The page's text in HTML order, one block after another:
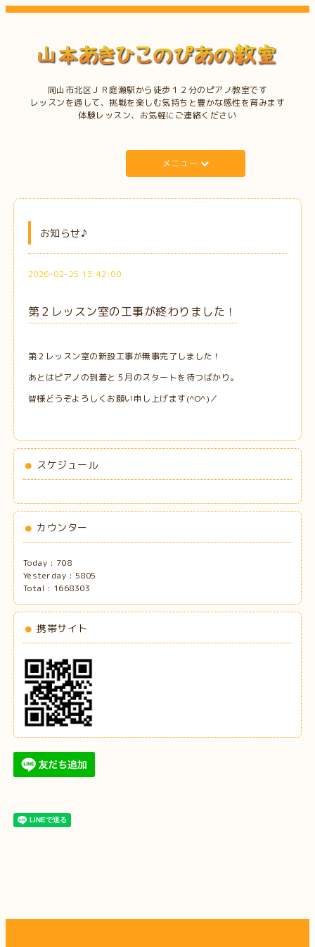
岡山市北区ＪＲ庭瀬駅から徒歩１２分のピアノ教室です
レッスンを通して、挑戦を楽しむ気持ちと豊かな感性を育みます
体験レッスン、お気軽にご連絡ください
メニュー
お知らせ♪
2026-02-25 13:42:00
第２レッスン室の工事が終わりました！
第２レッスン室の新設工事が無事完了しました！
あとはピアノの到着と５月のスタートを待つばかり。
皆様どうぞよろしくお願い申し上げます(^O^)／
スケジュール
カウンター
Today : 708
Yesterday : 5805
Total : 1668303
携帯サイト